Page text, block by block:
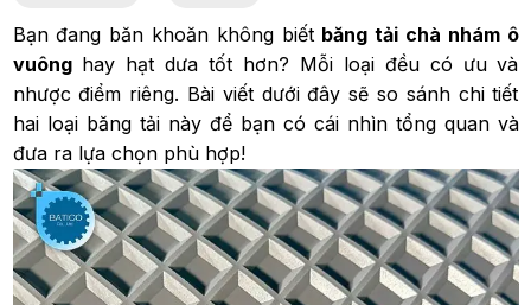
Bạn đang băn khoăn không biết băng tải chà nhám ô
vuônghay hạt dưa tốt hơn? Mỗi loại đều có ưu và
nhược điểm riêng. Bài viết dưới đây sẽ so sánh chi tiết
hai loại băng tải này để bạn có cái nhìn tổng quan và
đưa ra lựa chọn phù hợp!